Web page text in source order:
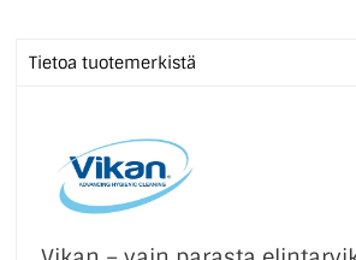
Tietoa tuotemerkistä